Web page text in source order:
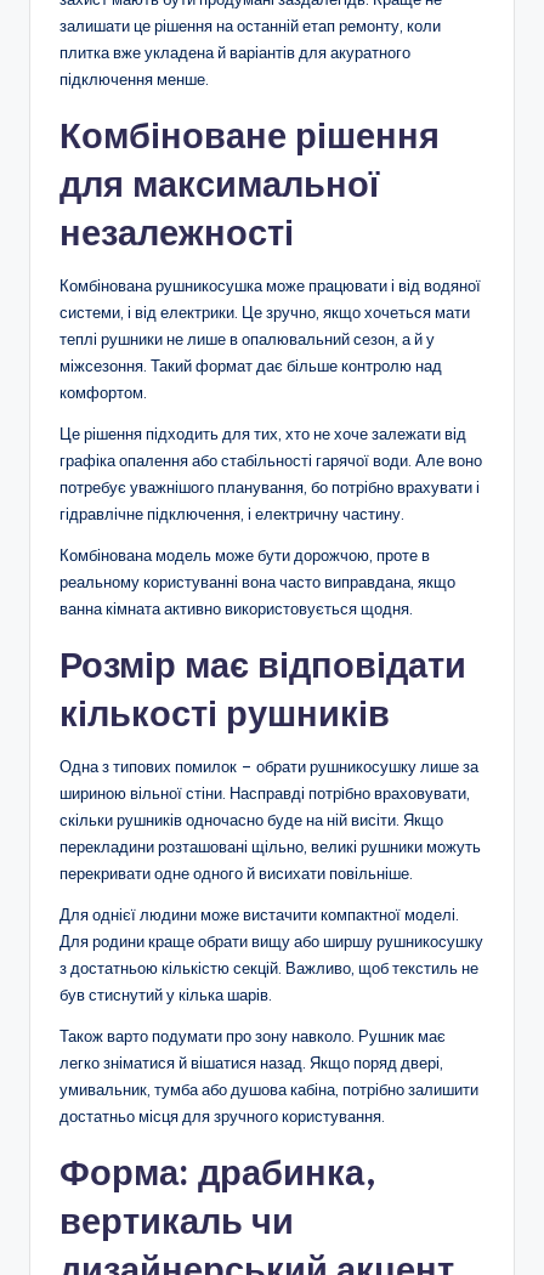
залишати це рішення на останній етап ремонту, коли
плитка вже укладена й варіантів для акуратного
підключення менше.
Комбіноване рішення
для максимальної
незалежності
Комбінована рушникосушка може працювати і від водяної
системи, і від електрики. Це зручно, якщо хочеться мати
теплі рушники не лише в опалювальний сезон, а й у
міжсезоння. Такий формат дає більше контролю над
комфортом.
Це рішення підходить для тих, хто не хоче залежати від
графіка опалення або стабільності гарячої води. Але воно
потребує уважнішого планування, бо потрібно врахувати і
гідравлічне підключення, і електричну частину.
Комбінована модель може бути дорожчою, проте в
реальному користуванні вона часто виправдана, якщо
ванна кімната активно використовується щодня.
Розмір має відповідати
кількості рушників
Одна з типових помилок – обрати рушникосушку лише за
шириною вільної стіни. Насправді потрібно враховувати,
скільки рушників одночасно буде на ній висіти. Якщо
перекладини розташовані щільно, великі рушники можуть
перекривати одне одного й висихати повільніше.
Для однієї людини може вистачити компактної моделі.
Для родини краще обрати вищу або ширшу рушникосушку
з достатньою кількістю секцій. Важливо, щоб текстиль не
був стиснутий у кілька шарів.
Також варто подумати про зону навколо. Рушник має
легко зніматися й вішатися назад. Якщо поряд двері,
умивальник, тумба або душова кабіна, потрібно залишити
достатньо місця для зручного користування.
Форма: драбинка,
вертикаль чи